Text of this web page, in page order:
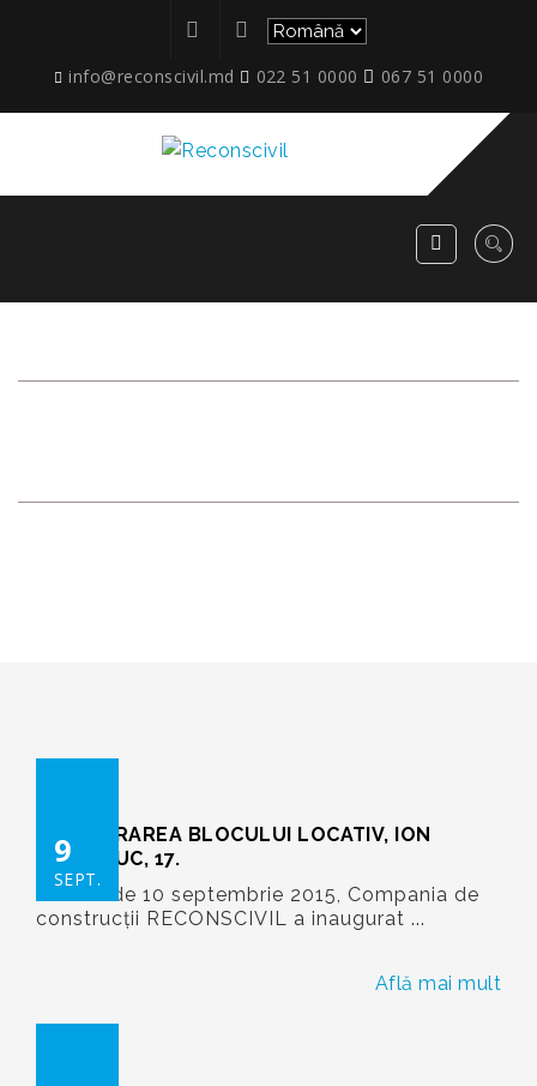
info@reconscivil.md 022 51 0000 067 51 0000
9
SEPT.
INAUGURAREA BLOCULUI LOCATIV, ION
DUMENIUC, 17.
În data de 10 septembrie 2015, Compania de
construcții RECONSCIVIL a inaugurat ...
Află mai mult